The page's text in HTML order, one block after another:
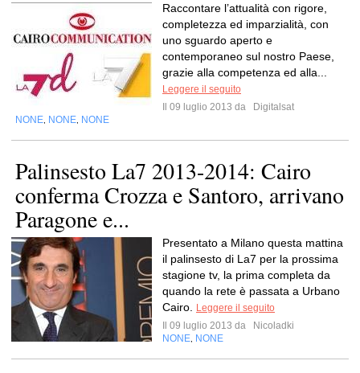
Raccontare l’attualità con rigore,
completezza ed imparzialità, con
uno sguardo aperto e
contemporaneo sul nostro Paese,
grazie alla competenza ed alla...
Leggere il seguito
Il 09 luglio 2013 da
Digitalsat
NONE NONE NONE
Palinsesto La7 2013-2014: Cairo
conferma Crozza e Santoro, arrivano
Paragone e...
Presentato a Milano questa mattina
il palinsesto di La7 per la prossima
stagione tv, la prima completa da
quando la rete è passata a Urbano
Cairo.
Leggere il seguito
Il 09 luglio 2013 da
Nicoladki
NONE NONE